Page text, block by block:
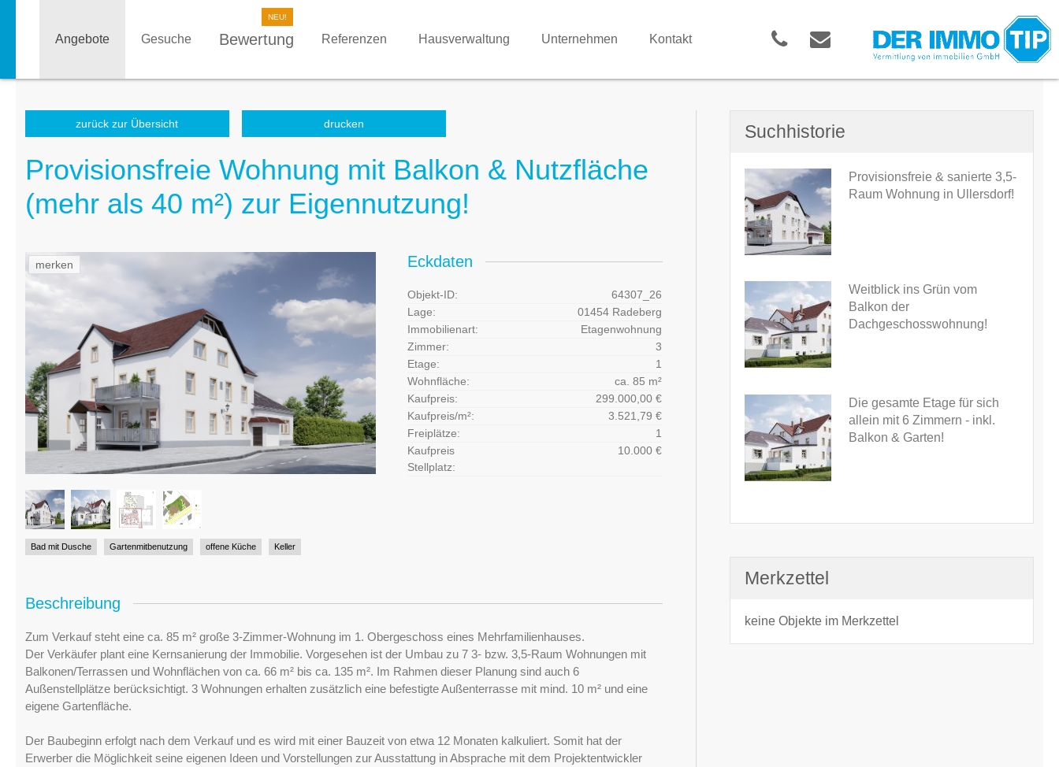
Angebote Gesuche Bewertung Referenzen Hausverwaltung Unternehmen Kontakt
zurück zur Übersicht drucken
Provisionsfreie Wohnung mit Balkon & Nutzfläche
(mehr als 40 m²) zur Eigennutzung!
merken
Bad mit Dusche Gartenmitbenutzung offene Küche Keller
Eckdaten
Objekt-ID:
64307_26
Lage:
01454 Radeberg
Immobilienart:
Etagenwohnung
Zimmer:
3
Etage:
1
Wohnfläche:
ca. 85 m²
Kaufpreis:
299.000,00 €
Kaufpreis/m²:
3.521,79 €
Freiplätze:
1
Kaufpreis
Stellplatz:
10.000 €
Beschreibung
Zum Verkauf steht eine ca. 85 m² große 3-Zimmer-Wohnung im 1. Obergeschoss eines Mehrfamilienhauses.
Der Verkäufer plant eine Kernsanierung der Immobilie. Vorgesehen ist der Umbau zu 7 3- bzw. 3,5-Raum Wohnungen mit
Balkonen/Terrassen und Wohnflächen von ca. 66 m² bis ca. 135 m². Im Rahmen dieser Planung sind auch 6
Außenstellplätze berücksichtigt. 3 Wohnungen erhalten zusätzlich eine befestigte Außenterrasse mit mind. 10 m² und eine
eigene Gartenfläche.
Der Baubeginn erfolgt nach dem Verkauf und es wird mit einer Bauzeit von etwa 12 Monaten kalkuliert. Somit hat der
Erwerber die Möglichkeit seine eigenen Ideen und Vorstellungen zur Ausstattung in Absprache mit dem Projektentwickler
Suchhistorie
Provisionsfreie & sanierte 3,5-
Raum Wohnung in Ullersdorf!
Weitblick ins Grün vom
Balkon der
Dachgeschosswohnung!
Die gesamte Etage für sich
allein mit 6 Zimmern - inkl.
Balkon & Garten!
Merkzettel
keine Objekte im Merkzettel